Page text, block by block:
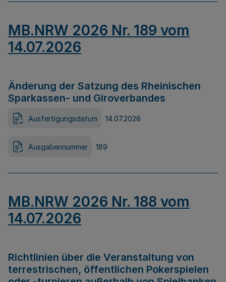
MB.NRW 2026 Nr. 189 vom
14.07.2026
Änderung der Satzung des Rheinischen
Sparkassen- und Giroverbandes
Ausfertigungsdatum 14.07.2026
Ausgabennummer 189
MB.NRW 2026 Nr. 188 vom
14.07.2026
Richtlinien über die Veranstaltung von
terrestrischen, öffentlichen Pokerspielen